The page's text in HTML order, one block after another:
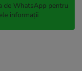
de WhatsApp pentru
informații